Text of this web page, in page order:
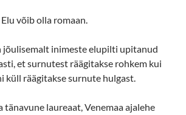
võib olla romaan.
jõulisemalt inimeste elupilti upitanud
et surnutest räägitakse rohkem kui
küll räägitakse surnute hulgast.
laureaat, Venemaa ajalehe